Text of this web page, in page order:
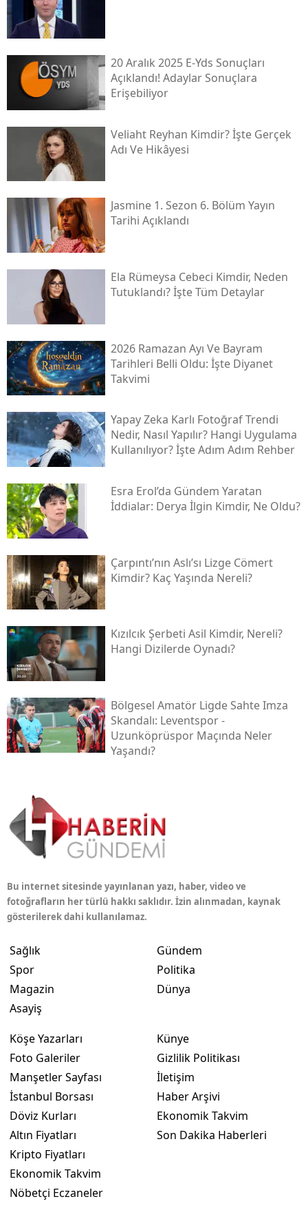
20 Aralık 2025 E-Yds Sonuçları
Açıklandı! Adaylar Sonuçlara
Erişebiliyor
Veliaht Reyhan Kimdir? İşte Gerçek
Adı Ve Hikâyesi
Jasmine 1. Sezon 6. Bölüm Yayın
Tarihi Açıklandı
Ela Rümeysa Cebeci Kimdir, Neden
Tutuklandı? İşte Tüm Detaylar
2026 Ramazan Ayı Ve Bayram
Tarihleri Belli Oldu: İşte Diyanet
Takvimi
Yapay Zeka Karlı Fotoğraf Trendi
Nedir, Nasıl Yapılır? Hangi Uygulama
Kullanılıyor? İşte Adım Adım Rehber
Esra Erol’da Gündem Yaratan
İddialar: Derya İlgin Kimdir, Ne Oldu?
Çarpıntı’nın Aslı’sı Lizge Cömert
Kimdir? Kaç Yaşında Nereli?
Kızılcık Şerbeti Asil Kimdir, Nereli?
Hangi Dizilerde Oynadı?
Bölgesel Amatör Ligde Sahte Imza
Skandalı: Leventspor -
Uzunköprüspor Maçında Neler
Yaşandı?
Bu internet sitesinde yayınlanan yazı, haber, video ve
fotoğrafların her türlü hakkı saklıdır. İzin alınmadan, kaynak
gösterilerek dahi kullanılamaz.
Sağlık
Spor
Magazin
Asayiş
Gündem
Politika
Dünya
Köşe Yazarları
Foto Galeriler
Manşetler Sayfası
İstanbul Borsası
Döviz Kurları
Altın Fiyatları
Kripto Fiyatları
Ekonomik Takvim
Nöbetçi Eczaneler
Künye
Gizlilik Politikası
İletişim
Haber Arşivi
Ekonomik Takvim
Son Dakika Haberleri